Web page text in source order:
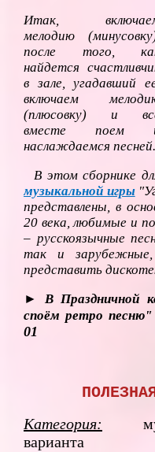
Итак,
мелодию
после того,
найдется
в зале, угадавший
включаем
(плюсовку) и
вместе поем
наслаждаемся песней.
В этом сборнике
музыкальной игры
представлены, в
20 века, любимые и
– русскоязычные
так и
представить
► В Праздничной
споём ретро
01
Категория:
варианта